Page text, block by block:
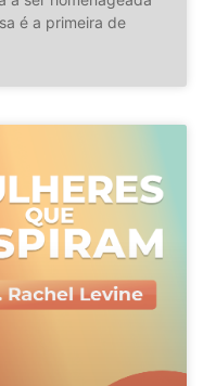
é a primeira de